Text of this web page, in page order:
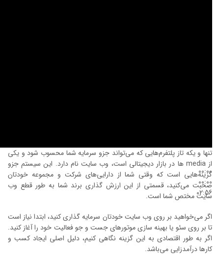
00:00
00:00
02:56
تنها و یکه تاز پلتفرم‌هایی که می‌تواند جزو سرمایه‌ شما محسوب شود و یکی
از media ها در بازار دیجیتالی است، وب سایت نام دارد. این سیستم جزو
گزینه‌هایی است که وقتی شما از دارایی‌های شرکت و مجموعه خودتان
صحبت می‌کنید، قسمتی از این ارزش گذاری برند شما به طور قطع وب
سایت مختص شما است.
اگر می‌خواهید بر روی وب سایت خودتان سرمایه گذاری کنید، ابتدا نیاز است
تا بر روی سئو یا بهینه سازی موتورهای جست و جو فعالیت خود را آغاز کنید.
اگر به طور اقتصادی به این گزینه نگاهی کنیم، دلیل اصلی ایجاد کسب و
کارها درآمدزایی می‌باشد.